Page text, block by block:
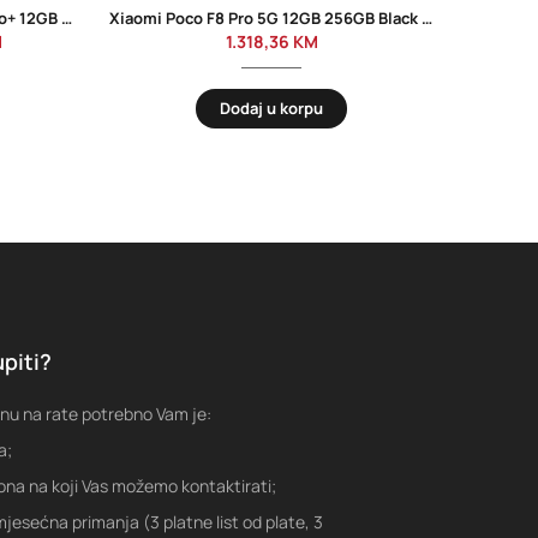
Mobitel Xiaomi Redmi Note 15 Pro+ 12GB 512GB Blue Xiaomi Poco F8 Pro 5G 12GB 256GB Black EU
1.318,36 KM
Dodaj u korpu
na rate potrebno Vam je:
na koji Vas možemo kontaktirati;
primanja (3 platne list od plate, 3